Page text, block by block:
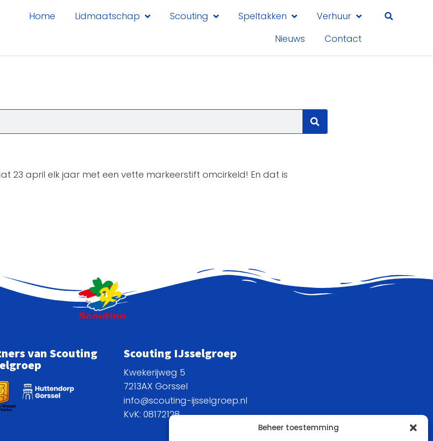
Beheer toestemming
Home Lidmaatschap Scouting Speltakken
Verhuur
Nieuws
Contact
23 april elk jaar met een vette markeerstift omcirkeld! En dat is
van Scouting Scouting IJsselgroep
Kwekerijweg 5
7213AX Gorssel
info@scouting-ijsselgroep.nl
KvK: 08172128